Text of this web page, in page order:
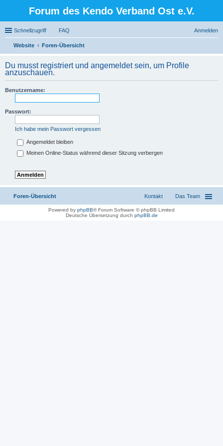
Forum des Kendo Verband Ost e.V.
Schnellzugriff FAQ Anmelden
Website
Foren-Übersicht
Du musst registriert und angemeldet sein, um Profile
anzuschauen.
Benutzername:
Passwort:
Ich habe mein Passwort vergessen
Angemeldet bleiben
Meinen Online-Status während dieser Sitzung verbergen
Foren-Übersicht Das Team
Kontakt
Powered by phpBB® Forum Software © phpBB Limited
Deutsche Übersetzung durch phpBB.de